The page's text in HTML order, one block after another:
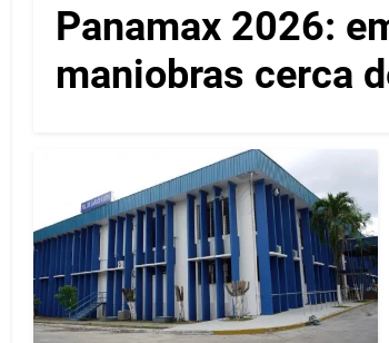
Panamax 2026:
maniobras cerca